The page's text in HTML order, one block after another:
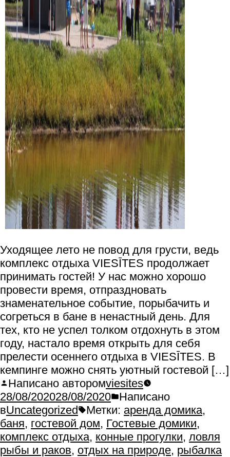
Уходящее лето не повод для грусти, ведь
комплекс отдыха VIESĪTES продолжает
принимать гостей! У нас можно хорошо
провести время, отпраздновать
знаменательное событие, порыбачить и
согреться в бане в ненастный день. Для
тех, кто не успел толком отдохнуть в этом
году, настало время открыть для себя
прелести осеннего отдыха в VIESĪTES. В
кемпинге можно снять уютный гостевой […]
Написано авторомviesites
28/08/202028/08/2020
Написано
вUncategorized Метки: аренда домика,
баня, гостевой дом, Гостевые домики,
комплекс отдыха, конные прогулки, ловля
рыбы и раков, отдых на природе, рыбалка